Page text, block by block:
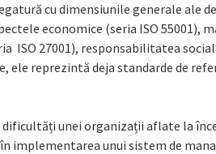
cu dimensiunile generale ale
economice (seria ISO 55001),
ISO 27001), responsabilitatea
ele reprezintă deja standarde de
unei organizații aflate la
implementarea unui sistem de